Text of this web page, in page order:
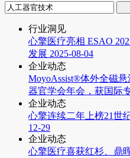
行业洞见
心擎医疗亮相 ESAO
发展 2025-08-04
企业动态
MoyoAssist®体外全磁
器官学会年会，获国际
企业动态
心擎连续二年上榜21世
12-29
企业动态
心擎医疗喜获红杉、鼎